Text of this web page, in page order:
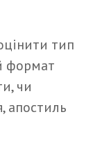
тип
формат
чи
апостиль